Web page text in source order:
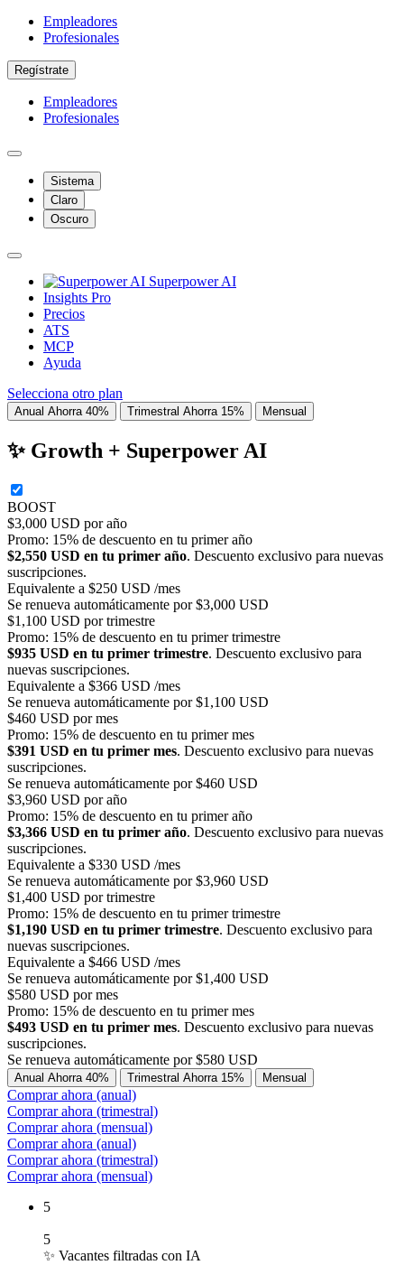
Empleadores
Profesionales
Regístrate
Empleadores
Profesionales
Sistema
Claro
Oscuro
Superpower AI
Insights Pro
Precios
ATS
MCP
Ayuda
Selecciona otro plan
Anual Ahorra 40% Trimestral Ahorra 15% Mensual
✨ Growth + Superpower AI
BOOST
$3,000 USD por año
Promo: 15% de descuento en tu primer año
$2,550 USD en tu primer año. Descuento exclusivo para nuevas
suscripciones.
Equivalente a $250 USD /mes
Se renueva automáticamente por $3,000 USD
$1,100 USD por trimestre
Promo: 15% de descuento en tu primer trimestre
$935 USD en tu primer trimestre. Descuento exclusivo para
nuevas suscripciones.
Equivalente a $366 USD /mes
Se renueva automáticamente por $1,100 USD
$460 USD por mes
Promo: 15% de descuento en tu primer mes
$391 USD en tu primer mes. Descuento exclusivo para nuevas
suscripciones.
Se renueva automáticamente por $460 USD
$3,960 USD por año
Promo: 15% de descuento en tu primer año
$3,366 USD en tu primer año. Descuento exclusivo para nuevas
suscripciones.
Equivalente a $330 USD /mes
Se renueva automáticamente por $3,960 USD
$1,400 USD por trimestre
Promo: 15% de descuento en tu primer trimestre
$1,190 USD en tu primer trimestre. Descuento exclusivo para
nuevas suscripciones.
Equivalente a $466 USD /mes
Se renueva automáticamente por $1,400 USD
$580 USD por mes
Promo: 15% de descuento en tu primer mes
$493 USD en tu primer mes. Descuento exclusivo para nuevas
suscripciones.
Se renueva automáticamente por $580 USD
Anual Ahorra 40% Trimestral Ahorra 15% Mensual
Comprar ahora (anual)
Comprar ahora (trimestral)
Comprar ahora (mensual)
Comprar ahora (anual)
Comprar ahora (trimestral)
Comprar ahora (mensual)
5
5
✨ Vacantes filtradas con IA